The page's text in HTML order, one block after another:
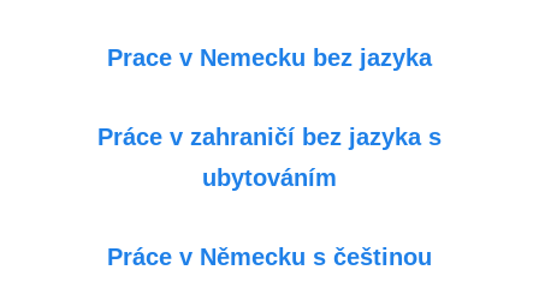
Prace v Nemecku bez jazyka
Práce v zahraničí bez jazyka s
ubytováním
Práce v Německu s češtinou